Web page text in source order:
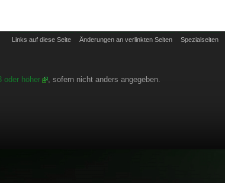
Links auf diese Seite Änderungen an verlinkten Seiten Spezialseiten
oder höher
, sofern nicht anders angegeben.